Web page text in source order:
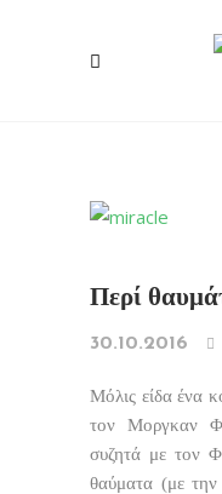
Περί
30.10.2016
Μόλις είδα ένα
τον Μοργκαν
συζητά με τον
θαύματα (με την